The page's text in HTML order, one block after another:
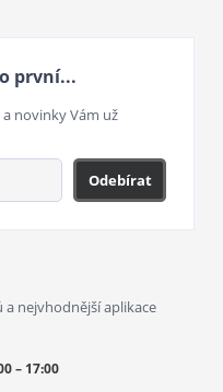
první...
novinky Vám už
Odebírat
nejvhodnější aplikace
– 17:00